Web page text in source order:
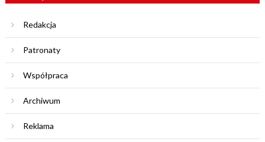
Redakcja
Patronaty
Współpraca
Archiwum
Reklama